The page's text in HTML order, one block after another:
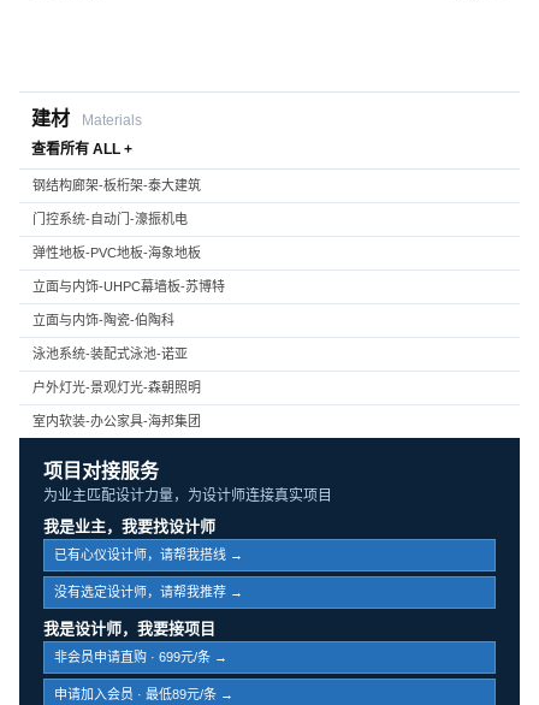
建材
Materials
查看所有 ALL +
钢结构廊架-板桁架-泰大建筑
门控系统-自动门-濠振机电
弹性地板-PVC地板-海象地板
立面与内饰-UHPC幕墙板-苏博特
立面与内饰-陶瓷-伯陶科
泳池系统-装配式泳池-诺亚
户外灯光-景观灯光-森朝照明
室内软装-办公家具-海邦集团
项目对接服务
为业主匹配设计力量，为设计师连接真实项目
我是业主，我要找设计师
已有心仪设计师，请帮我搭线 →
没有选定设计师，请帮我推荐 →
我是设计师，我要接项目
非会员申请直购 · 699元/条 →
申请加入会员 · 最低89元/条 →